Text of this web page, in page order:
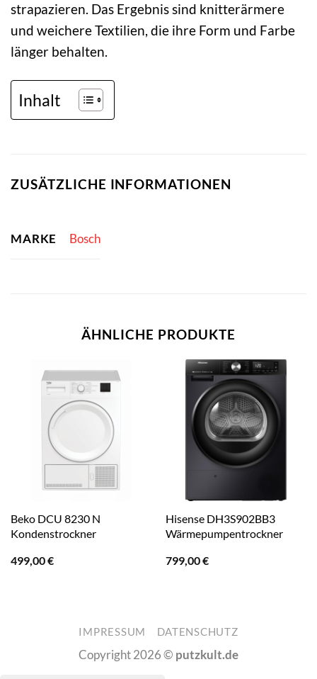
strapazieren. Das Ergebnis sind knitterärmere
und weichere Textilien, die ihre Form und Farbe
länger behalten.
Inhalt
ZUSÄTZLICHE INFORMATIONEN
MARKE Bosch
ÄHNLICHE PRODUKTE
Beko DCU 8230 N
Kondenstrockner
499,00€
Hisense DH3S902BB3
Wärmepumpentrockner
799,00€
IMPRESSUM DATENSCHUTZ
Copyright 2026 © putzkult.de